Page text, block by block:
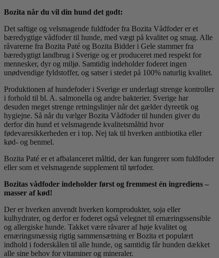
Bozita når du vil din hund det godt:
Det saftige og velsmagende fuldfoder fra Bozita Vådfoder er et
bæredygtige vådfoder til hunde, med vægt på kvalitet og smag. Alle
råvarerne fra Bozita Paté og Bozita Bidder i Gele stammer fra
bæredygtigt landbrug i Sverige og er produceret med respekt for
mennesker, dyr og miljø. Samtidig indeholder foderet ingen
unødvendige fyldstoffer, og satser i stedet på 100% naturlig kvalitet.
Produktionen af hundefoder i Sverige er underlagt strenge kontroller
i forhold til bl. A. salmonella og andre bakterier. Sverige har
desuden meget strenge retningslinjer når det gælder dyreetik og
hygiejne. Så når du vælger Bozita Vådfoder til hunden giver du
derfor din hund et velsmagende kvalitetsmåltid hvor
fødevaresikkerheden er i top. Nej tak til hverken antibiotika eller
kød- og benmel.
Bozita Paté er et afbalanceret måltid, der kan fungerer som fuldfoder
eller som et velsmagende supplement til tørfoder.
Bozitas vådfoder indeholder først og fremmest én ingrediens –
masser af kød!
Der er hverken anvendt hverken kornprodukter, soja eller
kulhydrater, og derfor er foderet også velegnet til ernæringssensible
og allergiske hunde. Takket være råvarer af høje kvalitet og
ernæringsmæssig rigtig sammensætning er Bozita et populært
indhold i foderskålen til alle hunde, og samtidig får hunden dækket
alle sine behov for vitaminer og mineraler.